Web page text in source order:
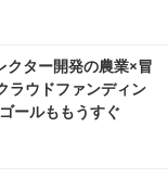
クター開発の農業×冒
ラウドファンディン
ールももうすぐ